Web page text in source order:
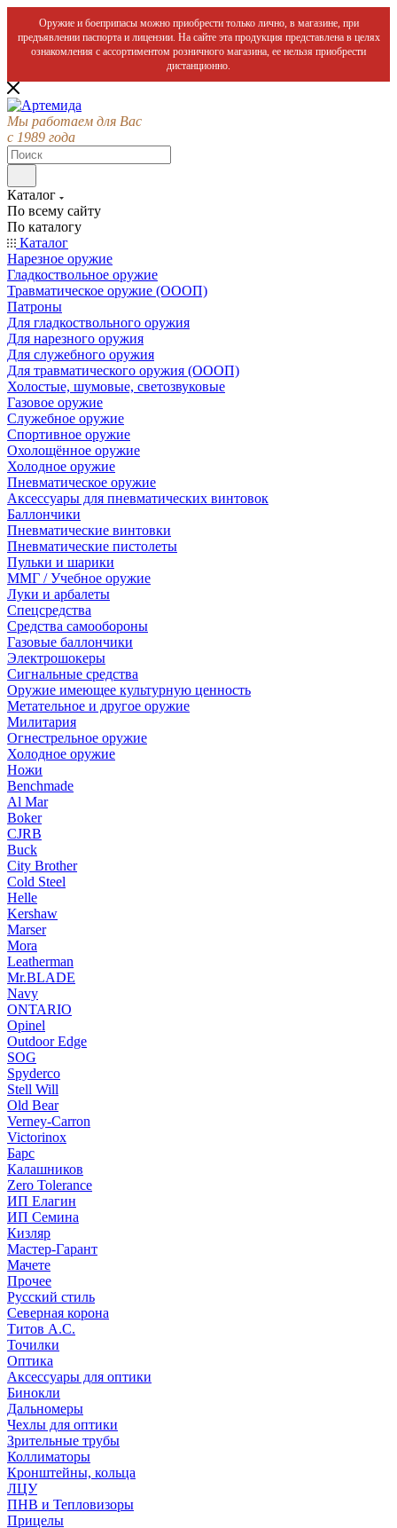
Оружие и боеприпасы можно приобрести только лично, в магазине, при
предъявлении паспорта и лицензии. На сайте эта продукция представлена в целях
ознакомления с ассортиментом розничного магазина, ее нельзя приобрести
дистанционно.
Мы работаем для Вас
с 1989 года
Каталог
По всему сайту
По каталогу
Каталог
Нарезное оружие
Гладкоствольное оружие
Травматическое оружие (ОООП)
Патроны
Для гладкоствольного оружия
Для нарезного оружия
Для служебного оружия
Для травматического оружия (ОООП)
Холостые, шумовые, светозвуковые
Газовое оружие
Служебное оружие
Спортивное оружие
Охолощённое оружие
Холодное оружие
Пневматическое оружие
Аксессуары для пневматических винтовок
Баллончики
Пневматические винтовки
Пневматические пистолеты
Пульки и шарики
ММГ / Учебное оружие
Луки и арбалеты
Спецсредства
Средства самообороны
Газовые баллончики
Электрошокеры
Сигнальные средства
Оружие имеющее культурную ценность
Метательное и другое оружие
Милитария
Огнестрельное оружие
Холодное оружие
Ножи
Benchmade
Al Mar
Boker
CJRB
Buck
City Brother
Cold Steel
Helle
Kershaw
Marser
Mora
Leatherman
Mr.BLADE
Navy
ONTARIO
Opinel
Outdoor Edge
SOG
Spyderco
Stell Will
Old Bear
Verney-Carron
Victorinox
Барс
Калашников
Zero Tolerance
ИП Елагин
ИП Семина
Кизляр
Мастер-Гарант
Мачете
Прочее
Русский стиль
Северная корона
Титов А.С.
Точилки
Оптика
Аксессуары для оптики
Бинокли
Дальномеры
Чехлы для оптики
Зрительные трубы
Коллиматоры
Кронштейны, кольца
ЛЦУ
ПНВ и Тепловизоры
Прицелы